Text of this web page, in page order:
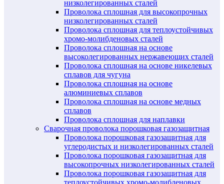
низколегированных сталей
Проволока сплошная для высокопрочных
низколегированных сталей
Проволока сплошная для теплоустойчивых
хромо-молибденовых сталей
Проволока сплошная на основе
высоколегированных нержавеющих сталей
Проволока сплошная на основе никелевых
сплавов для чугуна
Проволока сплошная на основе
алюминиевых сплавов
Проволока сплошная на основе медных
сплавов
Проволока сплошная для наплавки
Сварочная проволока порошковая газозащитная
Проволока порошковая газозащитная для
углеродистых и низколегированных сталей
Проволока порошковая газозащитная для
высокопрочных низколегированных сталей
Проволока порошковая газозащитная для
теплоустойчивых хромо-молибденовых